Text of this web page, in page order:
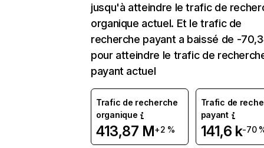
jusqu'à atteindre le trafic de
organique actuel. Et le trafic de
recherche payant a baissé de -
pour atteindre le trafic de
payant actuel
Trafic de recherche
organique
413,87 M+2 %
Trafic de
payant
141,6 k-70